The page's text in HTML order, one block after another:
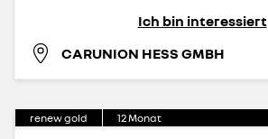
Ich bin interessiert
CARUNION HESS GMBH
renew gold 12Monat